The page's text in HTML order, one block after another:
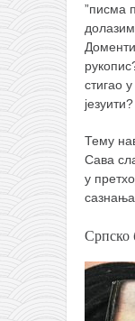
календар
азбуки и књиге
Окинава
најновије на
историја
бубиши
карате
кихон
наиханчи
кушанку
”писма
стигао
језуити?
Тему
Сава
у
Српско